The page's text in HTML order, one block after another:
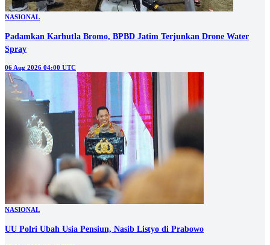
NASIONAL
Padamkan Karhutla Bromo, BPBD Jatim Terjunkan Drone Water
Spray
06 Aug 2026 04:00 UTC
NASIONAL
UU Polri Ubah Usia Pensiun, Nasib Listyo di Prabowo